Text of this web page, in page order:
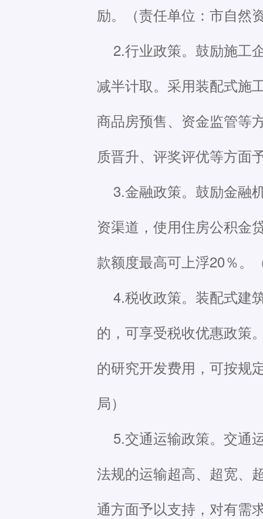
励。（责任单位：市自然
2.行业政策。鼓励施工
减半计取。采用装配式施
商品房预售、资金监管等
质晋升、评奖评优等方面
3.金融政策。鼓励金融
资渠道，使用住房公积金
款额度最高可上浮20％。
4.税收政策。装配式建
的，可享受税收优惠政策
的研究开发费用，可按规
局）
5.交通运输政策。交通
法规的运输超高、超宽、
通方面予以支持，对有需